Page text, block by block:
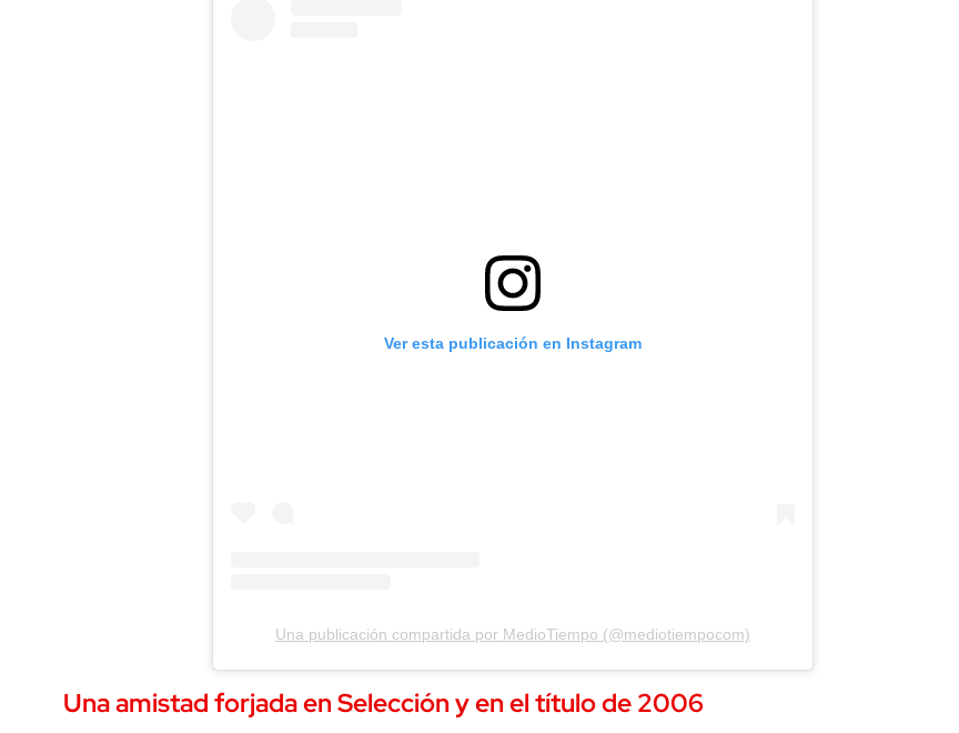
Ver esta publicación en Instagram
Una publicación compartida por MedioTiempo (@mediotiempocom)
Una amistad forjada en Selección y en eltítulo de 2006